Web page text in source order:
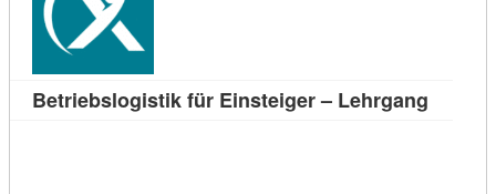
Betriebslogistik für Einsteiger – Lehrgang